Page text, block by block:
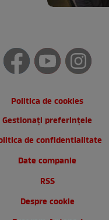
Politica de cookies
Gestionați preferințele
de confidentialitate
Date companie
RSS
Despre cookie